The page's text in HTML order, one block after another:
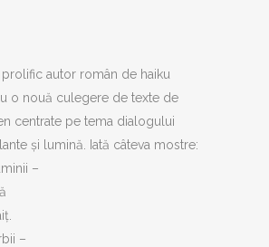
autor român de haiku
o nouă culegere de texte de
centrate pe tema dialogului
și lumină. Iată câteva mostre:
–
–